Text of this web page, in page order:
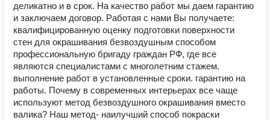
деликатно и в срок. На качество работ мы даем гарантию
и заключаем договор. Работая с нами Вы получаете:
️квалифицированную оценку подготовки поверхности
стен для окрашивания безвоздушным способом
️профессиональную бригаду граждан РФ, где все
являются специалистами с многолетним стажем.
️выполнение работ в установленные сроки. ️гарантию на
работы. Почему в современных интерьерах все чаще
используют метод безвоздушного окрашивания вместо
валика? Наш метод- наилучший способ покраски